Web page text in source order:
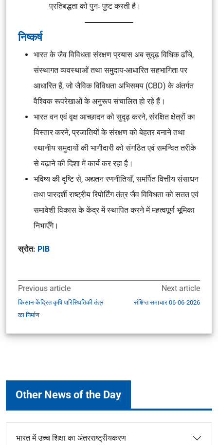
प्रतिबद्धता को पुनः पुष्ट करती है।
निष्कर्ष
भारत के जैव विविधता संरक्षण प्रयास अब सुदृढ़ विधिक ढाँचे,
संस्थागत व्यवस्थाओं तथा समुदाय-आधारित सहभागिता पर
आधारित हैं, जो जैविक विविधता अभिसमय (CBD) के अंतर्गत
वैश्विक रूपरेखाओं के अनुरूप संचालित हो रहे हैं।
भारत वन एवं वृक्ष आच्छादन को सुदृढ़ करने, संरक्षित क्षेत्रों का
विस्तार करने, प्रजातियों के संरक्षण को बेहतर बनाने तथा
स्थानीय समुदायों की भागीदारी को संगठित एवं समन्वित तरीके
से बढ़ाने की दिशा में कार्य कर रहा है।
भविष्य की दृष्टि से, अद्यतन रणनीतियाँ, समर्पित वित्तीय संसाधन
तथा पारदर्शी राष्ट्रीय रिपोर्टिंग तंत्र जैव विविधता को सतत एवं
समावेशी विकास के केंद्र में स्थापित करने में महत्वपूर्ण भूमिका
निभाएँगे।
स्रोत: PIB
Previous article
किसान-केंद्रित कृषि पारिस्थितिकी तंत्र
का निर्माण
Next article
संक्षिप्त समाचार 06-06-2026
Other News of the Day
भारत में उच्च शिक्षा का अंतरराष्ट्रीयकरण